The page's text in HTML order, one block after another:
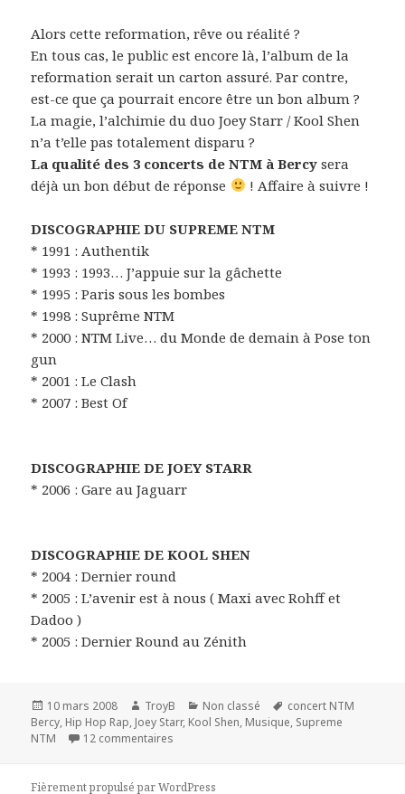
Alors cette reformation, rêve ou réalité ?
En tous cas, le public est encore là, l’album de la
reformation serait un carton assuré. Par contre,
est-ce que ça pourrait encore être un bon album ?
La magie, l’alchimie du duo Joey Starr / Kool Shen
n’a t’elle pas totalement disparu ?
La qualité des 3 concerts de NTM à Bercy sera
déjà un bon début de réponse
! Affaire à suivre !
DISCOGRAPHIE DU SUPREME NTM
* 1991 : Authentik
* 1993 : 1993… J’appuie sur la gâchette
* 1995 : Paris sous les bombes
* 1998 : Suprême NTM
* 2000 : NTM Live… du Monde de demain à Pose ton
gun
* 2001 : Le Clash
* 2007 : Best Of
DISCOGRAPHIE DE JOEY STARR
* 2006 : Gare au Jaguarr
DISCOGRAPHIE DE KOOL SHEN
* 2004 : Dernier round
* 2005 : L’avenir est à nous ( Maxi avec Rohff et
Dadoo )
* 2005 : Dernier Round au Zénith
Publié
le
10 mars 2008 Auteur
TroyB Catégories
Non classé
Mots-
clés
concert NTM
Bercy, Hip Hop Rap, Joey Starr, Kool Shen, Musique, Supreme
NTM
12 commentaires
Fièrement propulsé par WordPress